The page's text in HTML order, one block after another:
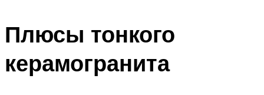
Плюсы тонкого
керамогранита